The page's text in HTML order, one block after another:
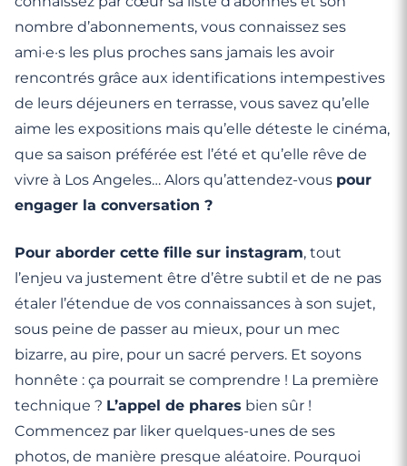
nombre d’abonnements, vous connaissez ses
ami·e·s les plus proches sans jamais les avoir
rencontrés grâce aux identifications intempestives
de leurs déjeuners en terrasse, vous savez qu’elle
aime les expositions mais qu’elle déteste le cinéma,
que sa saison préférée est l’été et qu’elle rêve de
vivre à Los Angeles… Alors qu’attendez-vous pour
engager la conversation ?
Pour aborder cette fille sur instagram, tout
l’enjeu va justement être d’être subtil et de ne pas
étaler l’étendue de vos connaissances à son sujet,
sous peine de passer au mieux, pour un mec
bizarre, au pire, pour un sacré pervers. Et soyons
honnête : ça pourrait se comprendre ! La première
technique ? L’appel de phares bien sûr !
Commencez par liker quelques-unes de ses
photos, de manière presque aléatoire. Pourquoi